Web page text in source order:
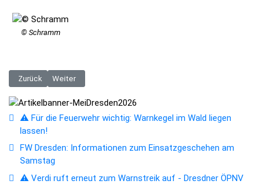
© Schramm
Vorheriger Beitrag: Deutscher Schachgipfel 2026 in Dresden:
Zurück Nächster Beitrag: Spielerischer Ferienspaß in Schloss &
Weiter
⚠️ Für die Feuerwehr wichtig: Warnkegel im Wald liegen
lassen!
FW Dresden: Informationen zum Einsatzgeschehen am
Samstag
⚠️ Verdi ruft erneut zum Warnstreik auf - Dresdner ÖPNV